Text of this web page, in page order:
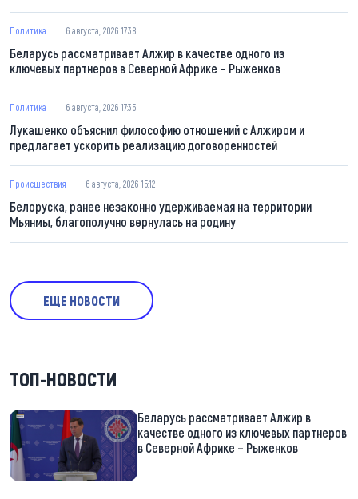
Политика 6 августа, 2026 17:38
Беларусь рассматривает Алжир в качестве одного из
ключевых партнеров в Северной Африке – Рыженков
Политика 6 августа, 2026 17:35
Лукашенко объяснил философию отношений с Алжиром и
предлагает ускорить реализацию договоренностей
Происшествия 6 августа, 2026 15:12
Белоруска, ранее незаконно удерживаемая на территории
Мьянмы, благополучно вернулась на родину
ЕЩЕ НОВОСТИ
ТОП-НОВОСТИ
Беларусь рассматривает Алжир в
качестве одного из ключевых партнеров
в Северной Африке – Рыженков